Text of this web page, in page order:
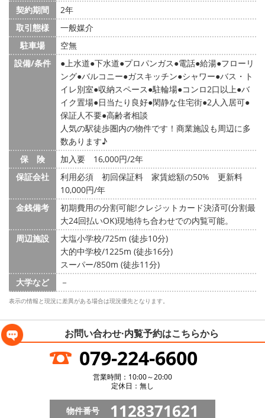
契約期間
2年
取引態様
一般媒介
駐車場
空無
設備/条件
上水道 下水道 プロパンガス 電話 給湯 フローリ
ング バルコニー ガスキッチン シャワー バス・ト
イレ別室 収納スペース 駐輪場 コンロ2口以上 バ
イク置場 日当たり良好 閑静な住宅街 2人入居可
保証人不要 高齢者相談
人気の駅徒歩圏内の物件です！商業施設も周辺に多
数あります♪
保 険
加入要 16,000円/2年
保証会社
利用必須 初回保証料 家賃総額の50% 更新料
10,000円/年
金銭備考
初期費用の分割可能!クレジットカード決済可(分割最
大24回払いOK)現地待ち合わせでの内覧可能。
周辺施設
大塩小学校/725m (徒歩10分)
大的中学校/1225m (徒歩16分)
スーパー/850m (徒歩11分)
大学など
－
表示の情報と現況に差異がある場合は現況優先となります。
お問い合わせ·内覧予約はこちらから
079-224-6600
営業時間：10:00～20:00
定休日：無し
物件番号 1128371621